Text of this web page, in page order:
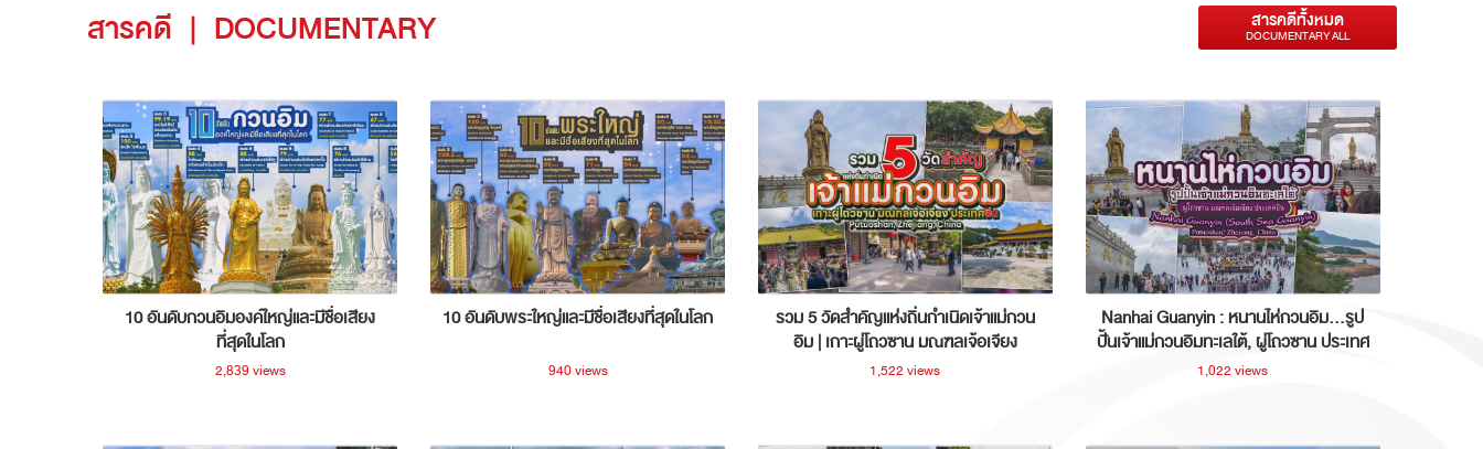
สารคดี | DOCUMENTARY สารคดีทั้งหมด
DOCUMENTARY ALL
10 อันดับกวนอิมองค์ใหญ่และมีชื่อเสียง
ที่สุดในโลก
2,839 views
10 อันดับพระใหญ่และมีชื่อเสียงที่สุดในโลก
940 views
รวม 5 วัดสำคัญแห่งถิ่นกำเนิดเจ้าแม่กวน
อิม | เกาะผู่โถวซาน มณฑลเจ้อเจียง
ประเทศจีน
1,522 views
Nanhai Guanyin : หนานไห่กวนอิม...รูป
ปั้นเจ้าแม่กวนอิมทะเลใต้, ผู่โถวซาน ประเทศ
จีน
1,022 views